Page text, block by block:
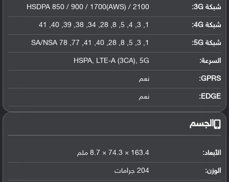
شبكة 3G :
HSDPA 850 / 900 / 1700(AWS) / 2100
شبكة 4G :
1, 3, 4, 5, 8, 28, 34, 38, 39, 40, 41
شبكة 5G :
1, 3, 5, 8, 28, 40, 41, 77, 78 SA/NSA
السرعة: HSPA, LTE-A (3CA), 5G
GPRS: نعم
EDGE: نعم
الجسم
الأبعاد: 163.4 × 74.3 × 8.7 ملم
الوزن: 204 جرامات